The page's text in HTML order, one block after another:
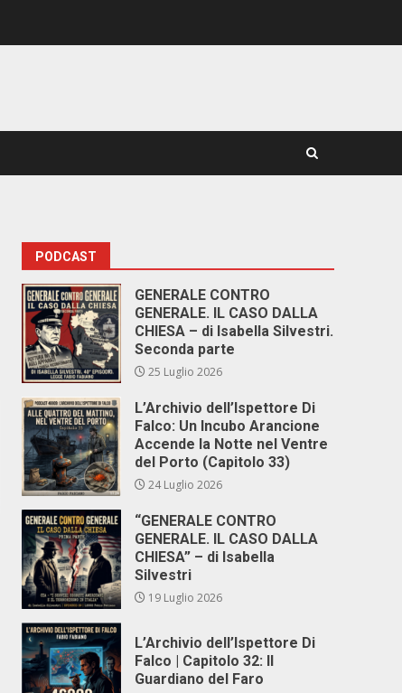
PODCAST
GENERALE CONTRO
GENERALE. IL CASO DALLA
CHIESA – di Isabella Silvestri.
Seconda parte
25 Luglio 2026
L’Archivio dell’Ispettore Di
Falco: Un Incubo Arancione
Accende la Notte nel Ventre
del Porto (Capitolo 33)
24 Luglio 2026
“GENERALE CONTRO
GENERALE. IL CASO DALLA
CHIESA” – di Isabella
Silvestri
19 Luglio 2026
L’Archivio dell’Ispettore Di
Falco | Capitolo 32: Il
Guardiano del Faro